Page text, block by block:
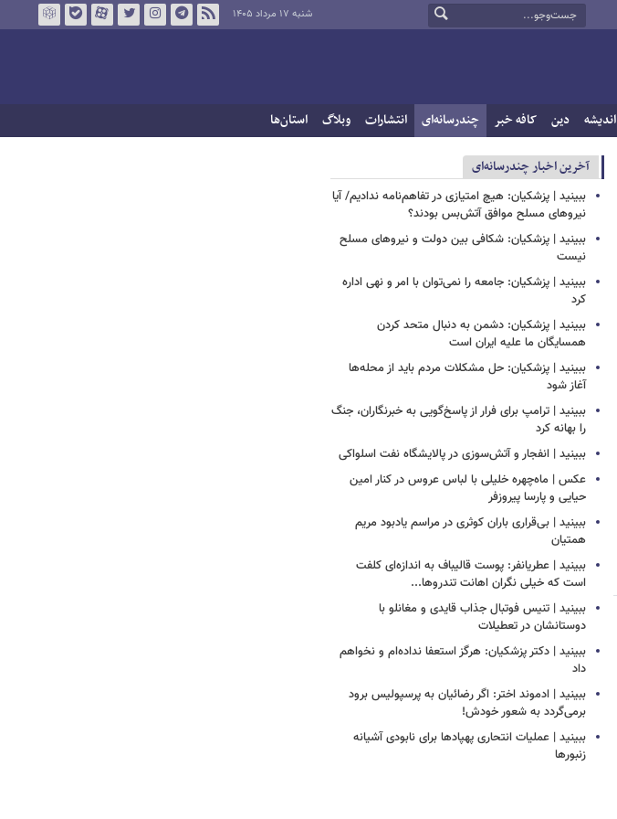
شنبه ۱۷ مرداد ۱۴۰۵
اندیشه دین کافه خبر چندرسانه‌ای انتشارات وبلاگ استان‌ها
آخرین اخبار چندرسانه‌ای
ببینید | پزشکیان: هیچ امتیازی در تفاهم‌نامه ندادیم/ آیا
نیروهای مسلح موافق آتش‌بس بودند؟
ببینید | پزشکیان: شکافی بین دولت و نیروهای مسلح
نیست
ببینید | پزشکیان: جامعه را نمی‌توان با امر و نهی اداره
کرد
ببینید | پزشکیان: دشمن به دنبال متحد کردن
همسایگان ما علیه ایران است
ببینید | پزشکیان: حل مشکلات مردم باید از محله‌ها
آغاز شود
ببینید | ترامپ برای فرار از پاسخ‌گویی به خبرنگاران، جنگ
را بهانه کرد
ببینید | انفجار و آتش‌سوزی در پالایشگاه نفت اسلواکی
عکس | ماه‌چهره خلیلی با لباس عروس در کنار امین
حیایی و پارسا پیروزفر
ببینید | بی‌قراری باران کوثری در مراسم یادبود مریم
همتیان
ببینید | عطریانفر: پوست قالیباف به اندازه‌ای کلفت
است که خیلی نگران اهانت تندروها...
ببینید | تنیس فوتبال جذاب قایدی و مغانلو با
دوستانشان در تعطیلات
ببینید | دکتر پزشکیان: هرگز استعفا نداده‌ام و نخواهم
داد
ببینید | ادموند اختر: اگر رضائیان به پرسپولیس برود
برمی‌گردد به شعور خودش!
ببینید | عملیات انتحاری پهپادها برای نابودی آشیانه
زنبورها